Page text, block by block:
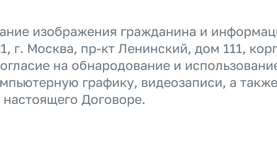
изображения гражданина и
г. Москва, пр-кт Ленинский, дом 111,
на обнародование и
графику, видеозаписи, а
Договоре.